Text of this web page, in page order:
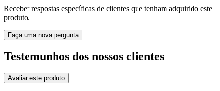
Receber respostas específicas de clientes que tenham adquirido este
produto.
Faça uma nova pergunta
Testemunhos dos nossos clientes
Avaliar este produto